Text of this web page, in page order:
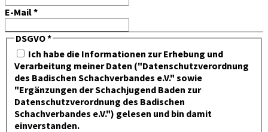
E-Mail*
DSGVO*
Ich habe die Informationen zur Erhebung und
Verarbeitung meiner Daten ("Datenschutzverordnung
des Badischen Schachverbandes e.V." sowie
"Ergänzungen der Schachjugend Baden zur
Datenschutzverordnung des Badischen
Schachverbandes e.V.") gelesen und bin damit
einverstanden.